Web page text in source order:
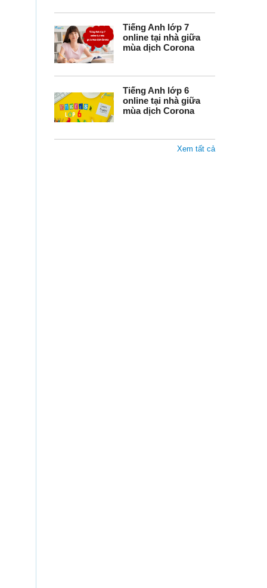
Tiếng Anh lớp 7
online tại nhà giữa
mùa dịch Corona
Tiếng Anh lớp 6
online tại nhà giữa
mùa dịch Corona
Xem tất cả